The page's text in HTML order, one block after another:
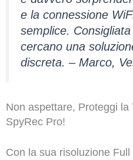
e la connessione
semplice.
cercano una
discreta. – Marco,
Non aspettare, Proteggi la
SpyRec Pro!
Con la sua risoluzione